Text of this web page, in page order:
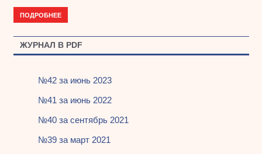
ПОДРОБНЕЕ
ЖУРНАЛ В PDF
№42 за июнь 2023
№41 за июнь 2022
№40 за сентябрь 2021
№39 за март 2021